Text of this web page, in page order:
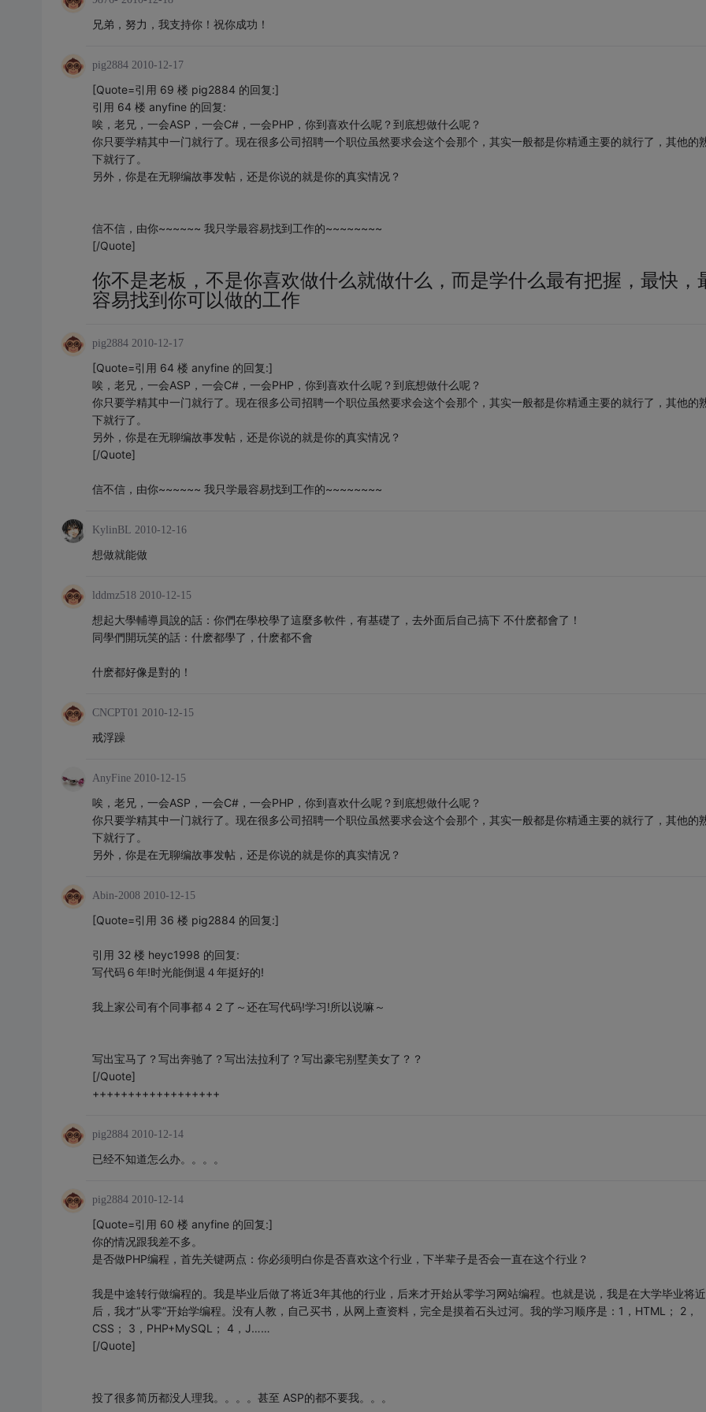
兄弟，努力，我支持你！祝你成功！
pig2884 2010-12-17
[Quote=引用 69 楼 pig2884 的回复:]
引用 64 楼 anyfine 的回复:
唉，老兄，一会ASP，一会C#，一会PHP，你到喜欢什么呢？到底想做什么呢？
你只要学精其中一门就行了。现在很多公司招聘一个职位虽然要求会这个会那个，其实一般都是你精通主要的就行了，其他的
下就行了。
另外，你是在无聊编故事发帖，还是你说的就是你的真实情况？
信不信，由你~~~~~~ 我只学最容易找到工作的~~~~~~~~
[/Quote]
你不是老板，不是你喜欢做什么就做什么，而是学什么最有把握，最快，
容易找到你可以做的工作
pig2884 2010-12-17
[Quote=引用 64 楼 anyfine 的回复:]
唉，老兄，一会ASP，一会C#，一会PHP，你到喜欢什么呢？到底想做什么呢？
你只要学精其中一门就行了。现在很多公司招聘一个职位虽然要求会这个会那个，其实一般都是你精通主要的就行了，其他的
下就行了。
另外，你是在无聊编故事发帖，还是你说的就是你的真实情况？
[/Quote]
信不信，由你~~~~~~ 我只学最容易找到工作的~~~~~~~~
KylinBL 2010-12-16
想做就能做
lddmz518 2010-12-15
想起大學輔導員說的話：你們在學校學了這麼多軟件，有基礎了，去外面后自己搞下 不什麽都會了！
同學們開玩笑的話：什麽都學了，什麽都不會
什麽都好像是對的！
CNCPT01 2010-12-15
戒浮躁
AnyFine 2010-12-15
唉，老兄，一会ASP，一会C#，一会PHP，你到喜欢什么呢？到底想做什么呢？
你只要学精其中一门就行了。现在很多公司招聘一个职位虽然要求会这个会那个，其实一般都是你精通主要的就行了，其他的
下就行了。
另外，你是在无聊编故事发帖，还是你说的就是你的真实情况？
Abin-2008 2010-12-15
[Quote=引用 36 楼 pig2884 的回复:]
引用 32 楼 heyc1998 的回复:
写代码６年!时光能倒退４年挺好的!
我上家公司有个同事都４２了～还在写代码!学习!所以说嘛～
写出宝马了？写出奔驰了？写出法拉利了？写出豪宅别墅美女了？？
[/Quote]
++++++++++++++++++
pig2884 2010-12-14
已经不知道怎么办。。。。
pig2884 2010-12-14
[Quote=引用 60 楼 anyfine 的回复:]
你的情况跟我差不多。
是否做PHP编程，首先关键两点：你必须明白你是否喜欢这个行业，下半辈子是否会一直在这个行业？
我是中途转行做编程的。我是毕业后做了将近3年其他的行业，后来才开始从零学习网站编程。也就是说，我是在大学毕业将
后，我才“从零”开始学编程。没有人教，自己买书，从网上查资料，完全是摸着石头过河。我的学习顺序是：1，HTML； 2，
CSS； 3，PHP+MySQL； 4，J……
[/Quote]
投了很多简历都没人理我。。。。甚至 ASP的都不要我。。。